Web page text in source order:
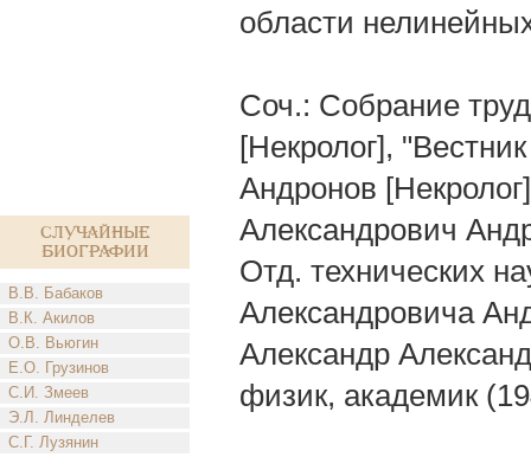
Случайные
биографии
В.В. Бабаков
В.К. Акилов
О.В. Вьюгин
Е.О. Грузинов
С.И. Змеев
Э.Л. Линделев
С.Г. Лузянин
области
Соч.: Собрание
[Некролог],
Андронов
Александрович
Отд. технических
Александровича
Александр
физик, академик